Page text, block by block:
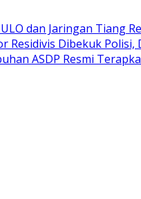
dan Jaringan Tiang
Residivis Dibekuk
ASDP Resmi